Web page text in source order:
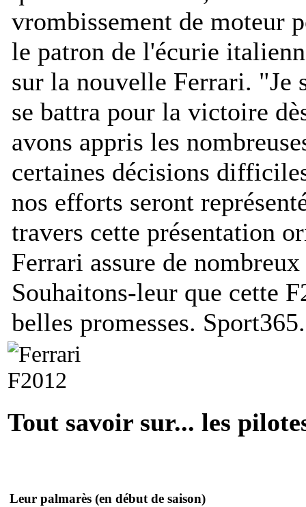
vrombissement de moteur
le patron de l'écurie
sur la nouvelle Ferrari. "Je
se battra pour la victoire
avons appris les
certaines décisions
nos efforts seront
travers cette présentation
Ferrari assure de
Souhaitons-leur que cette
belles promesses.
Tout savoir sur... les
Leur palmarès (en début de saison)